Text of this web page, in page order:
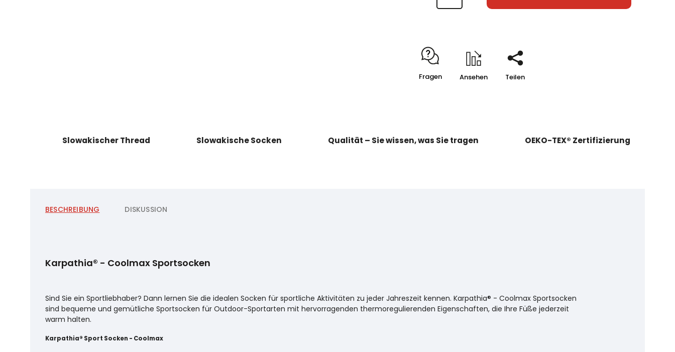
Fragen Ansehen Teilen
Slowakischer Thread Slowakische Socken Qualität – Sie wissen, was Sie tragen OEKO-TEX® Zertifizierung
BESCHREIBUNG DISKUSSION
Karpathia® - Coolmax Sportsocken
Sind Sie ein Sportliebhaber? Dann lernen Sie die idealen Socken für sportliche Aktivitäten zu jeder Jahreszeit kennen. Karpathia® - Coolmax Sportsocken
sind bequeme und gemütliche Sportsocken für Outdoor-Sportarten mit hervorragenden thermoregulierenden Eigenschaften, die Ihre Füße jederzeit
warm halten.
Karpathia® Sport Socken - Coolmax